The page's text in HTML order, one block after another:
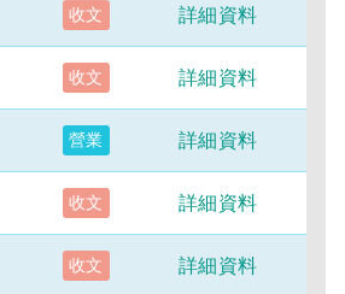
收文 詳細資料
收文 詳細資料
營業 詳細資料
收文 詳細資料
收文 詳細資料